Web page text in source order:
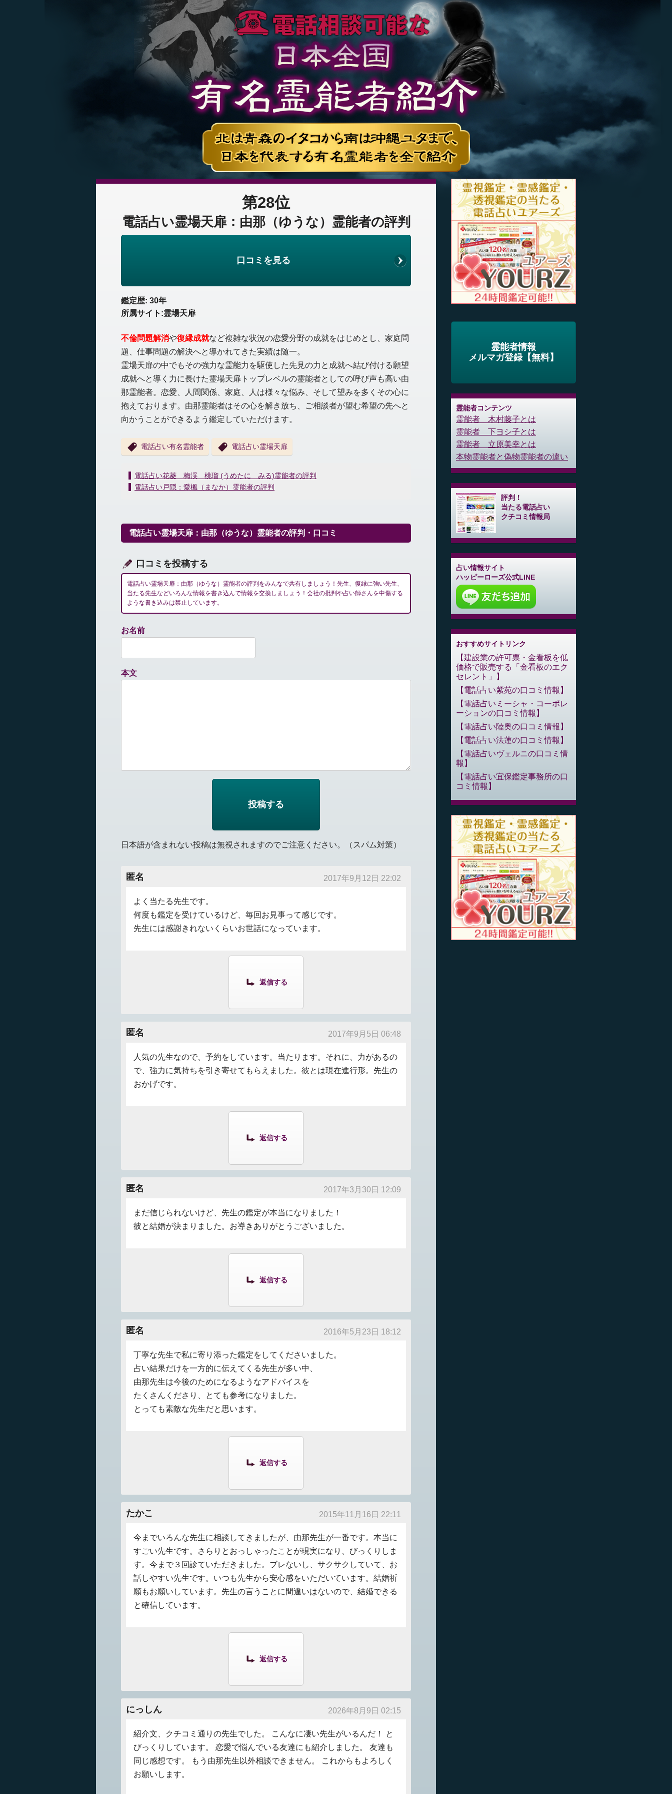
第28位
電話占い霊場天扉：由那（ゆうな）霊能者の評判
口コミを見る
鑑定歴: 30年
所属サイト:霊場天扉
不倫問題解消や復縁成就など複雑な状況の恋愛分野の成就をはじめとし、家庭問
題、仕事問題の解決へと導かれてきた実績は随一。
霊場天扉の中でもその強力な霊能力を駆使した先見の力と成就へ結び付ける願望
成就へと導く力に長けた霊場天扉トップレベルの霊能者としての呼び声も高い由
那霊能者。恋愛、人間関係、家庭、人は様々な悩み、そして望みを多くその心に
抱えております。由那霊能者はその心を解き放ち、ご相談者が望む希望の先へと
向かうことができるよう鑑定していただけます。
電話占い有名霊能者 電話占い霊場天扉
投
稿
ー
シ
ン
電話占い花菱 梅渓 桃瑠 (うめたに みる)霊能者の評判
電話占い戸隠：愛楓（まなか）霊能者の評判
電話占い霊場天扉：由那（ゆうな）霊能者の評判・口コミ
口コミを投稿する
電話占い霊場天扉：由那（ゆうな）霊能者の評判をみんなで共有しましょう！先生、復縁に強い先生、
当たる先生などいろんな情報を書き込んで情報を交換しましょう！会社の批判や占い師さんを中傷する
ような書き込みは禁止しています。
お名前
本文
日本語が含まれない投稿は無視されますのでご注意ください。（スパム対策）
匿名 2017年9月12日 22:02
よく当たる先生です。
何度も鑑定を受けているけど、毎回お見事って感じです。
先生には感謝きれないくらいお世話になっています。
返信する
匿名 2017年9月5日 06:48
人気の先生なので、予約をしています。当たります。それに、力があるの
で、強力に気持ちを引き寄せてもらえました。彼とは現在進行形。先生の
おかげです。
返信する
匿名 2017年3月30日 12:09
まだ信じられないけど、先生の鑑定が本当になりました！
彼と結婚が決まりました。お導きありがとうございました。
返信する
匿名 2016年5月23日 18:12
丁寧な先生で私に寄り添った鑑定をしてくださいました。
占い結果だけを一方的に伝えてくる先生が多い中、
由那先生は今後のためになるようなアドバイスを
たくさんくださり、とても参考になりました。
とっても素敵な先生だと思います。
返信する
たかこ 2015年11月16日 22:11
今までいろんな先生に相談してきましたが、由那先生が一番です。本当に
すごい先生です。さらりとおっしゃったことが現実になり、びっくりしま
す。今まで３回診ていただきました。ブレないし、サクサクしていて、お
話しやすい先生です。いつも先生から安心感をいただいています。結婚祈
願もお願いしています。先生の言うことに間違いはないので、結婚できる
と確信しています。
返信する
にっしん 2026年8月9日 02:15
紹介文、クチコミ通りの先生でした。 こんなに凄い先生がいるんだ！ と
びっくりしています。 恋愛で悩んでいる友達にも紹介しました。 友達も
同じ感想です。 もう由那先生以外相談できません。 これからもよろしく
お願いします。
霊能者情報
メルマガ登録【無料】
霊能者コンテンツ
霊能者 木村藤子とは
霊能者 下ヨシ子とは
霊能者 立原美幸とは
本物霊能者と偽物霊能者の違い
評判！
当たる電話占い
クチコミ情報局
占い情報サイト
ハッピーローズ公式LINE
おすすめサイトリンク
建設業の許可票・金看板を低
価格で販売する「金看板のエク
セレント」
電話占い紫苑の口コミ情報
電話占いミーシャ・コーポレ
ーションの口コミ情報
電話占い陸奥の口コミ情報
電話占い法蓮の口コミ情報
電話占いヴェルニの口コミ情
報
電話占い宜保鑑定事務所の口
コミ情報